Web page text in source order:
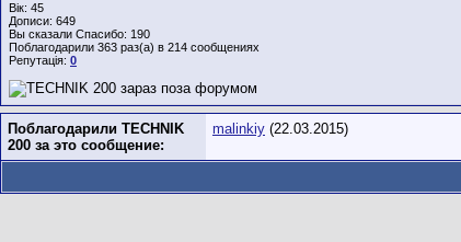
Вік: 45
Дописи: 649
Вы сказали Спасибо: 190
Поблагодарили 363 раз(а) в 214 сообщениях
Репутація: 0
Поблагодарили TECHNIK
200 за это сообщение:
malinkiy (22.03.2015)